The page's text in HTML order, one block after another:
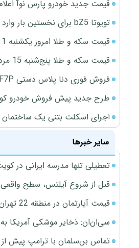
قیمت جدید خودرو پارس نوآ اعلام
تویوتا bZ5 برای نخستین بار وارد بازار ایران می‌شود
قیمت سکه و طلا امروز یکشنبه 1405/05/11
قیمت سکه و طلا پنج‌شنبه 15 مرداد 1405
فروش فوری دنا پلاس دستی EF7P (بدون قرعه کشی)
طرح جدید پیش فروش خودرو کوییک
اجرای اسکلت بتنی یک ساختمان
سایر خبرها
تعطیلی تنها مدرسه ایرانی در
قبل از شروع آیلتس، سطح واقعی
قیمت آپارتمان در منطقه 22 تهران چقدر است؟
سی‌ان‌ان: ذخایر موشکی آمریکا
تماس بن‌سلمان با ترامپ پیش از